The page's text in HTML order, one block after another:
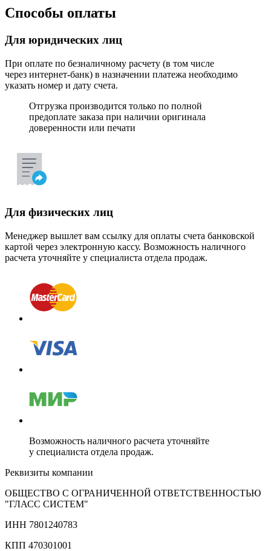
Способы оплаты
Для юридических лиц
При оплате по безналичному расчету (в том числе
через интернет-банк) в назначении платежа необходимо
указать номер и дату счета.
Отгрузка производится только по полной
предоплате заказа при наличии оригинала
доверенности или печати
Для физических лиц
Менеджер вышлет вам ссылку для оплаты счета банковской
картой через электронную кассу. Возможность наличного
расчета уточняйте у специалиста отдела продаж.
Возможность наличного расчета уточняйте
у специалиста отдела продаж.
Реквизиты компании
ОБЩЕСТВО С ОГРАНИЧЕННОЙ ОТВЕТСТВЕННОСТЬЮ
"ГЛАСС СИСТЕМ"
ИНН 7801240783
КПП 470301001